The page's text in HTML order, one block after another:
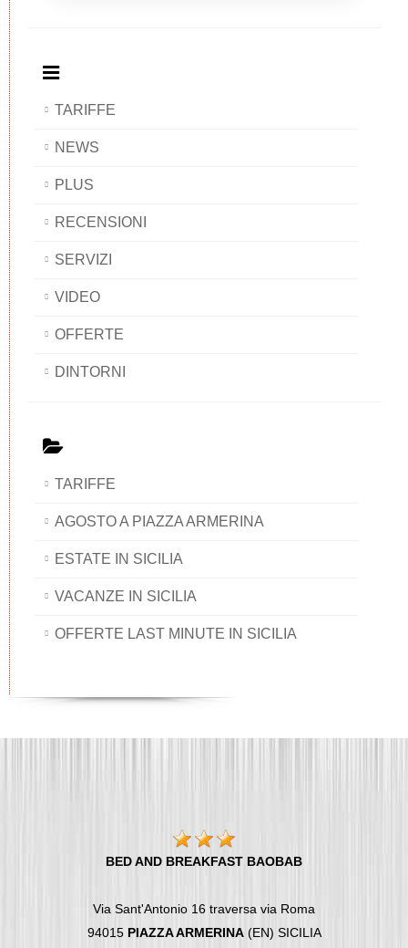
TARIFFE
NEWS
PLUS
RECENSIONI
SERVIZI
VIDEO
OFFERTE
DINTORNI
TARIFFE
AGOSTO A PIAZZA ARMERINA
ESTATE IN SICILIA
VACANZE IN SICILIA
OFFERTE LAST MINUTE IN SICILIA
BED AND BREAKFAST BAOBAB
Via Sant'Antonio 16 traversa via Roma
94015 PIAZZA ARMERINA(EN) SICILIA